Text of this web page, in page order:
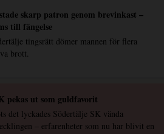
skarp patron genom brevinkast –
till fängelse
tingsrätt dömer mannen för flera
brott.
pekas ut som guldfavorit
det lyckades Södertälje SK vända
– erfarenheter som nu har blivit en